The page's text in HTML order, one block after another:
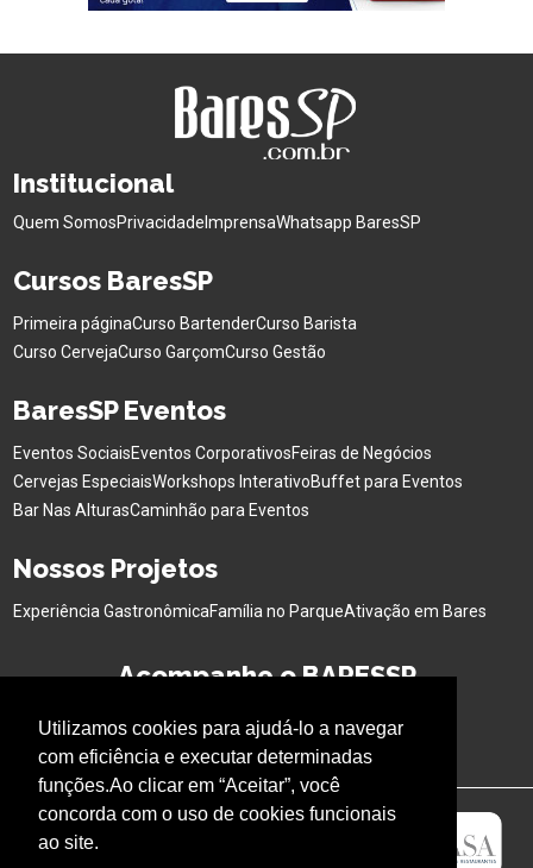
Utilizamos cookies para ajudá-lo a navegar
com eficiência e executar determinadas
funções.Ao clicar em “Aceitar”, você
concorda com o uso de cookies funcionais
ao site.
Institucional
Quem SomosPrivacidade ImprensaWhatsapp BaresSP
Cursos BaresSP
Primeira páginaCurso BartenderCurso Barista
Curso CervejaCurso GarçomCurso Gestão
BaresSP Eventos
Eventos SociaisEventos CorporativosFeiras de Negócios
Cervejas EspeciaisWorkshops InterativoBuffet para Eventos
Bar Nas AlturasCaminhão para Eventos
Nossos Projetos
Experiência GastronômicaFamília no ParqueAtivação em Bares
Acompanhe o BARESSP